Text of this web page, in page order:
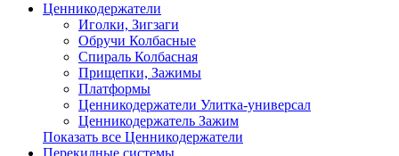
Ценникодержатели
Иголки, Зигзаги
Обручи Колбасные
Cпираль Колбасная
Прищепки, Зажимы
Платформы
Ценникодержатели Улитка-универсал
Ценникодержатель Зажим
Показать все Ценникодержатели
Перекидные системы